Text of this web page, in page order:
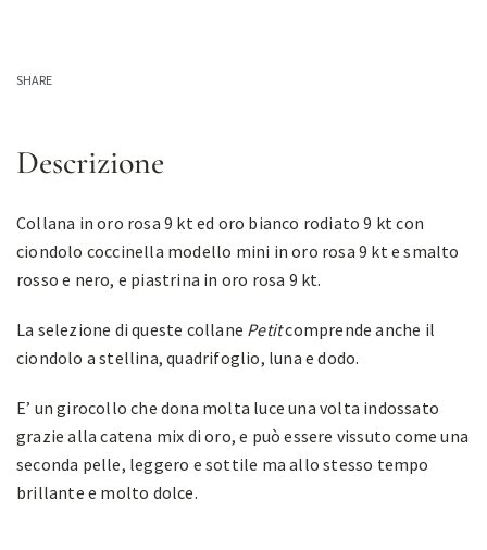
SHARE
Descrizione
Collana in oro rosa 9 kt ed oro bianco rodiato 9 kt con
ciondolo coccinella modello mini in oro rosa 9 kt e smalto
rosso e nero, e piastrina in oro rosa 9 kt.
La selezione di queste collane Petitcomprende anche il
ciondolo a stellina, quadrifoglio, luna e dodo.
E’ un girocollo che dona molta luce una volta indossato
grazie alla catena mix di oro, e può essere vissuto come una
seconda pelle, leggero e sottile ma allo stesso tempo
brillante e molto dolce.